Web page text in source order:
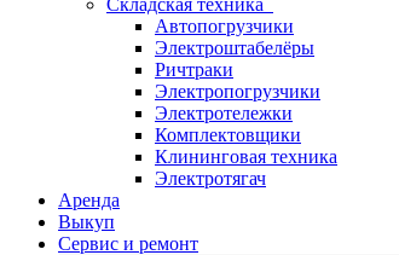
Складская техника
Автопогрузчики
Электроштабелёры
Ричтраки
Электропогрузчики
Электротележки
Комплектовщики
Клининговая техника
Электротягач
Аренда
Выкуп
Сервис и ремонт